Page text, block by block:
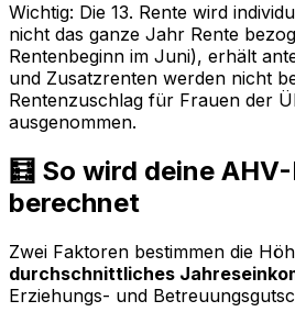
Wichtig: Die 13. Rente wird
nicht das ganze Jahr Rente
Rentenbeginn im Juni), erhält
und Zusatzrenten werden nicht
Rentenzuschlag für Frauen der
ausgenommen.
🧮 So wird deine
berechnet
Zwei Faktoren bestimmen die
durchschnittliches
Erziehungs- und